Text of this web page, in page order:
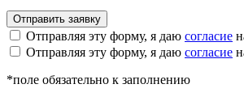
Отправляя эту форму, я даю согласие
Отправляя эту форму, я даю согласие
*поле обязательно к заполнению